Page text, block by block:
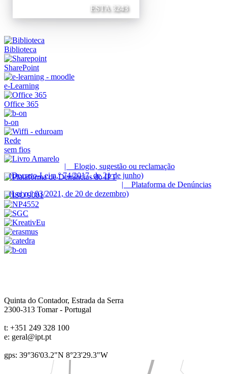
ESTA 3243
Biblioteca
SharePoint
e-Learning
Office 365
b-on
Rede
sem fios
| Elogio, sugestão ou reclamação
(Decreto-Lei n.º 74/2017, de 21 de junho)
| Plataforma de Denúncias
(Lei n.º 93/2021, de 20 de dezembro)
Quinta do Contador, Estrada da Serra
2300-313 Tomar- Portugal
t: +351 249 328 100
e: geral@ipt.pt
gps: 39°36'03.2"N 8°23'29.3"W